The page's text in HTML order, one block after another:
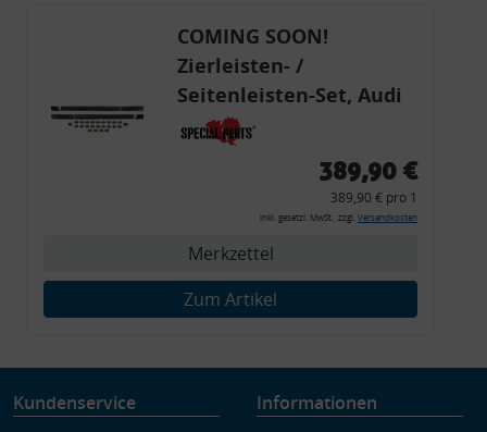
COMING SOON!
Zierleisten- /
Seitenleisten-Set, Audi
80 Cabrio, Coupe, S2, (6x
Zierleiste, 2x Kappe,
Montagewerkzeug)
389,90 €
389,90 € pro 1
inkl. gesetzl. MwSt., zzgl. Versandkosten
Merkzettel
Zum Artikel
Kundenservice Informationen